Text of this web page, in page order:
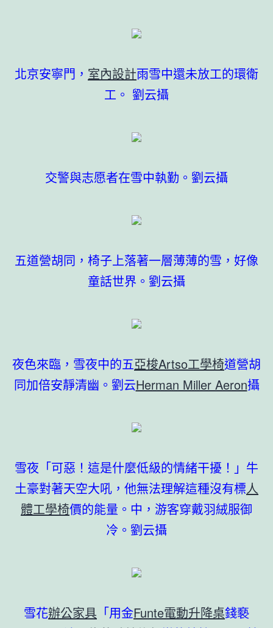
北京安寧門， 室內設計雨雪中還未放工的環衛
工。 劉云攝
交警與志愿者在雪中執勤。劉云攝
五道營胡同，椅子上落著一層薄薄的雪，好像
童話世界。劉云攝
夜色來臨，雪夜中的五亞梭Artso工學椅道營胡
同加倍安靜清幽。劉云Herman Miller Aeron攝
雪夜「可惡！這是什麼低級的情緒干擾！」牛
土豪對著天空大吼，他無法理解這種沒有標人
體工學椅價的能量。中，游客穿戴羽絨服御
冷。劉云攝
雪花辦公家具 「用金Funte電動升降桌錢褻